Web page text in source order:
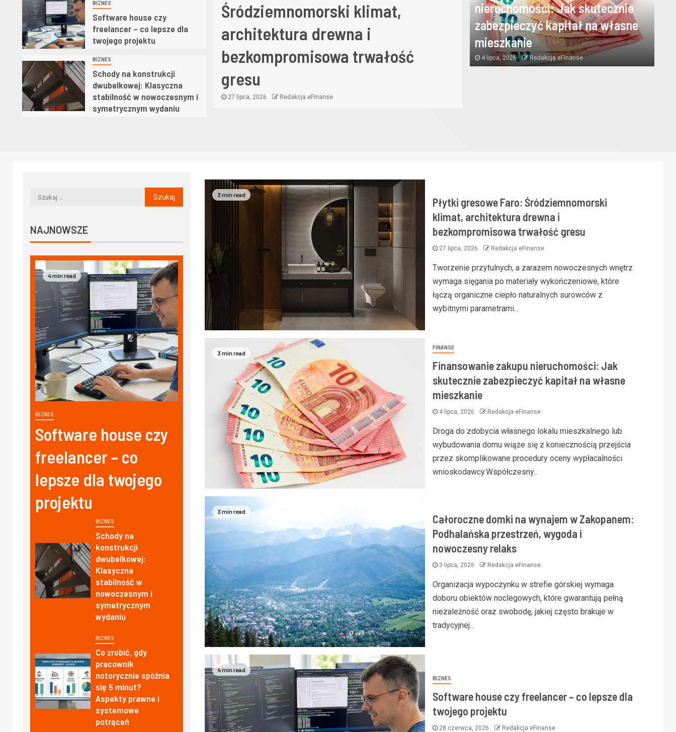
4 BIZNES
Software house czy
freelancer – co lepsze dla
twojego projektu
5
BIZNES
Schody na konstrukcji
dwubelkowej: Klasyczna
stabilność w nowoczesnym i
symetrycznym wydaniu
Klasyczna
w nowoczesnym i
wydaniu
2026 Redakcja eFinanse
Śródziemnomorski klimat,
architektura drewna i
bezkompromisowa trwałość
gresu
27 lipca, 2026 Redakcja eFinanse
nieruchomości: Jak
zabezpieczyć kapitał na
mieszkanie
nieruchomości: Jak skutecznie
zabezpieczyć kapitał na własne
mieszkanie
4 lipca, 2026 Redakcja eFinanse
3 min read
Płytki gresowe Faro: Śródziemnomorski
klimat, architektura drewna i
bezkompromisowa trwałość gresu
27 lipca, 2026 Redakcja eFinanse
Tworzenie przytulnych, a zarazem nowoczesnych wnętrz
wymaga sięgania po materiały wykończeniowe, które
łączą organiczne ciepło naturalnych surowców z
wybitnymi parametrami...
3 min read
FINANSE
Finansowanie zakupu nieruchomości: Jak
skutecznie zabezpieczyć kapitał na własne
mieszkanie
4 lipca, 2026 Redakcja eFinanse
Droga do zdobycia własnego lokalu mieszkalnego lub
wybudowania domu wiąże się z koniecznością przejścia
przez skomplikowane procedury oceny wypłacalności
wnioskodawcy.Współczesny...
3 min read
Całoroczne domki na wynajem w Zakopanem:
Podhalańska przestrzeń, wygoda i
nowoczesny relaks
3 lipca, 2026 Redakcja eFinanse
Organizacja wypoczynku w strefie górskiej wymaga
doboru obiektów noclegowych, które gwarantują pełną
niezależność oraz swobodę, jakiej często brakuje w
tradycyjnej...
4 min read
BIZNES
Software house czy freelancer – co lepsze dla
twojego projektu
28 czerwca, 2026 Redakcja eFinanse
NAJNOWSZE
4 min read
BIZNES
Software house czy
freelancer – co
lepsze dla twojego
projektu
BIZNES
Schody na
konstrukcji
dwubelkowej:
Klasyczna
stabilność w
nowoczesnym i
symetrycznym
wydaniu
BIZNES
Co zrobić, gdy
pracownik
notorycznie spóźnia
się 5 minut?
Aspekty prawne i
systemowe
potrąceń